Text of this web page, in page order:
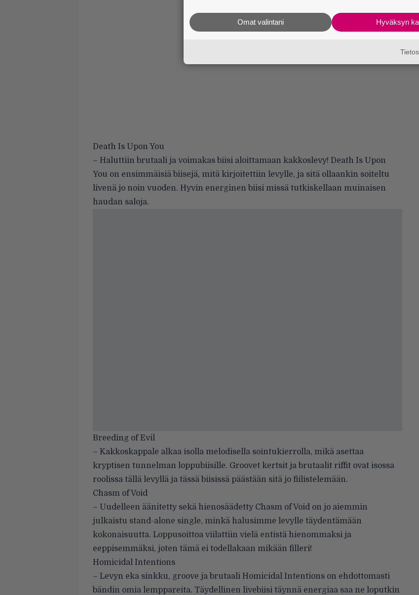
Death Is Upon You
– Haluttiin brutaali ja voimakas biisi aloittamaan kakkoslevy! Death Is Upon
You on ensimmäisiä biisejä, mitä kirjoitettiin levylle, ja sitä ollaankin soiteltu
livenä jo noin vuoden. Hyvin energinen biisi missä tutkiskellaan muinaisen
haudan saloja.
Breeding of Evil
– Kakkoskappale alkaa isolla melodisella sointukierrolla, mikä asettaa
kryptisen tunnelman loppubiisille. Groovet kertsit ja brutaalit riffit ovat isossa
roolissa tällä levyllä ja tässä biisissä päästään sitä jo fiilistelemään.
Chasm of Void
– Uudelleen äänitetty sekä hienosäädetty Chasm of Void on jo aiemmin
julkaistu stand-alone single, minkä halusimme levylle täydentämään
kokonaisuutta. Loppusoittoa viilattiin vielä entistä hienommaksi ja
eeppisemmäksi, joten tämä ei todellakaan mikään filleri!
Homicidal Intentions
– Levyn eka sinkku, groove ja brutaali Homicidal Intentions on ehdottomasti
bändin omia lemppareita. Täydellinen livebiisi täynnä energiaa saa ne loputkin
Hyväksyn
Omat valintani